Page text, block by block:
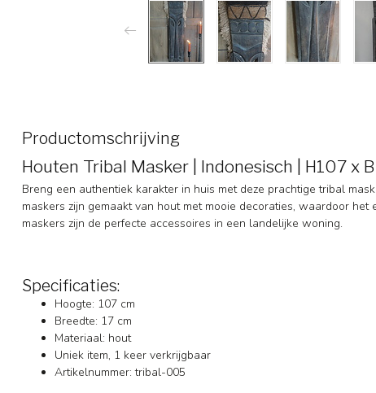
Productomschrijving
Houten Tribal Masker | Indonesisch | H107 x
Breng een authentiek karakter in huis met deze prachtige tribal
maskers zijn gemaakt van hout met mooie decoraties, waardoor
maskers zijn de perfecte accessoires in een landelijke woning.
Specificaties:
Hoogte: 107 cm
Breedte: 17 cm
Materiaal: hout
Uniek item, 1 keer verkrijgbaar
Artikelnummer: tribal-005